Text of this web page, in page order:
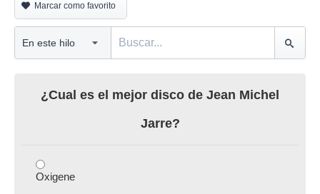
Marcar como favorito
¿Cual es el mejor disco de Jean Michel
Jarre?
Oxigene